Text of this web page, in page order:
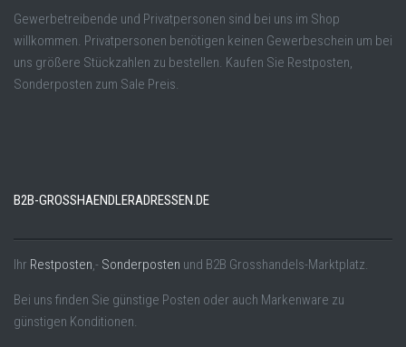
Gewerbetreibende und Privatpersonen sind bei uns im Shop
willkommen. Privatpersonen benötigen keinen Gewerbeschein um bei
uns größere Stückzahlen zu bestellen. Kaufen Sie Restposten,
Sonderposten zum Sale Preis.
B2B-GROSSHAENDLERADRESSEN.DE
Ihr Restposten,- Sonderposten und B2B Grosshandels-Marktplatz.
Bei uns finden Sie günstige Posten oder auch Markenware zu
günstigen Konditionen.